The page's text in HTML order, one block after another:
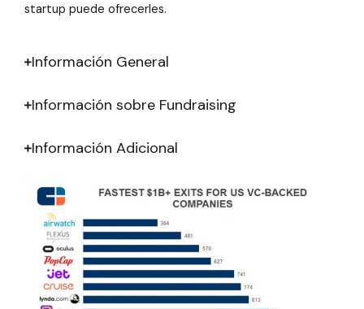
startup puede ofrecerles.
Información General
Información sobre Fundraising
Información Adicional